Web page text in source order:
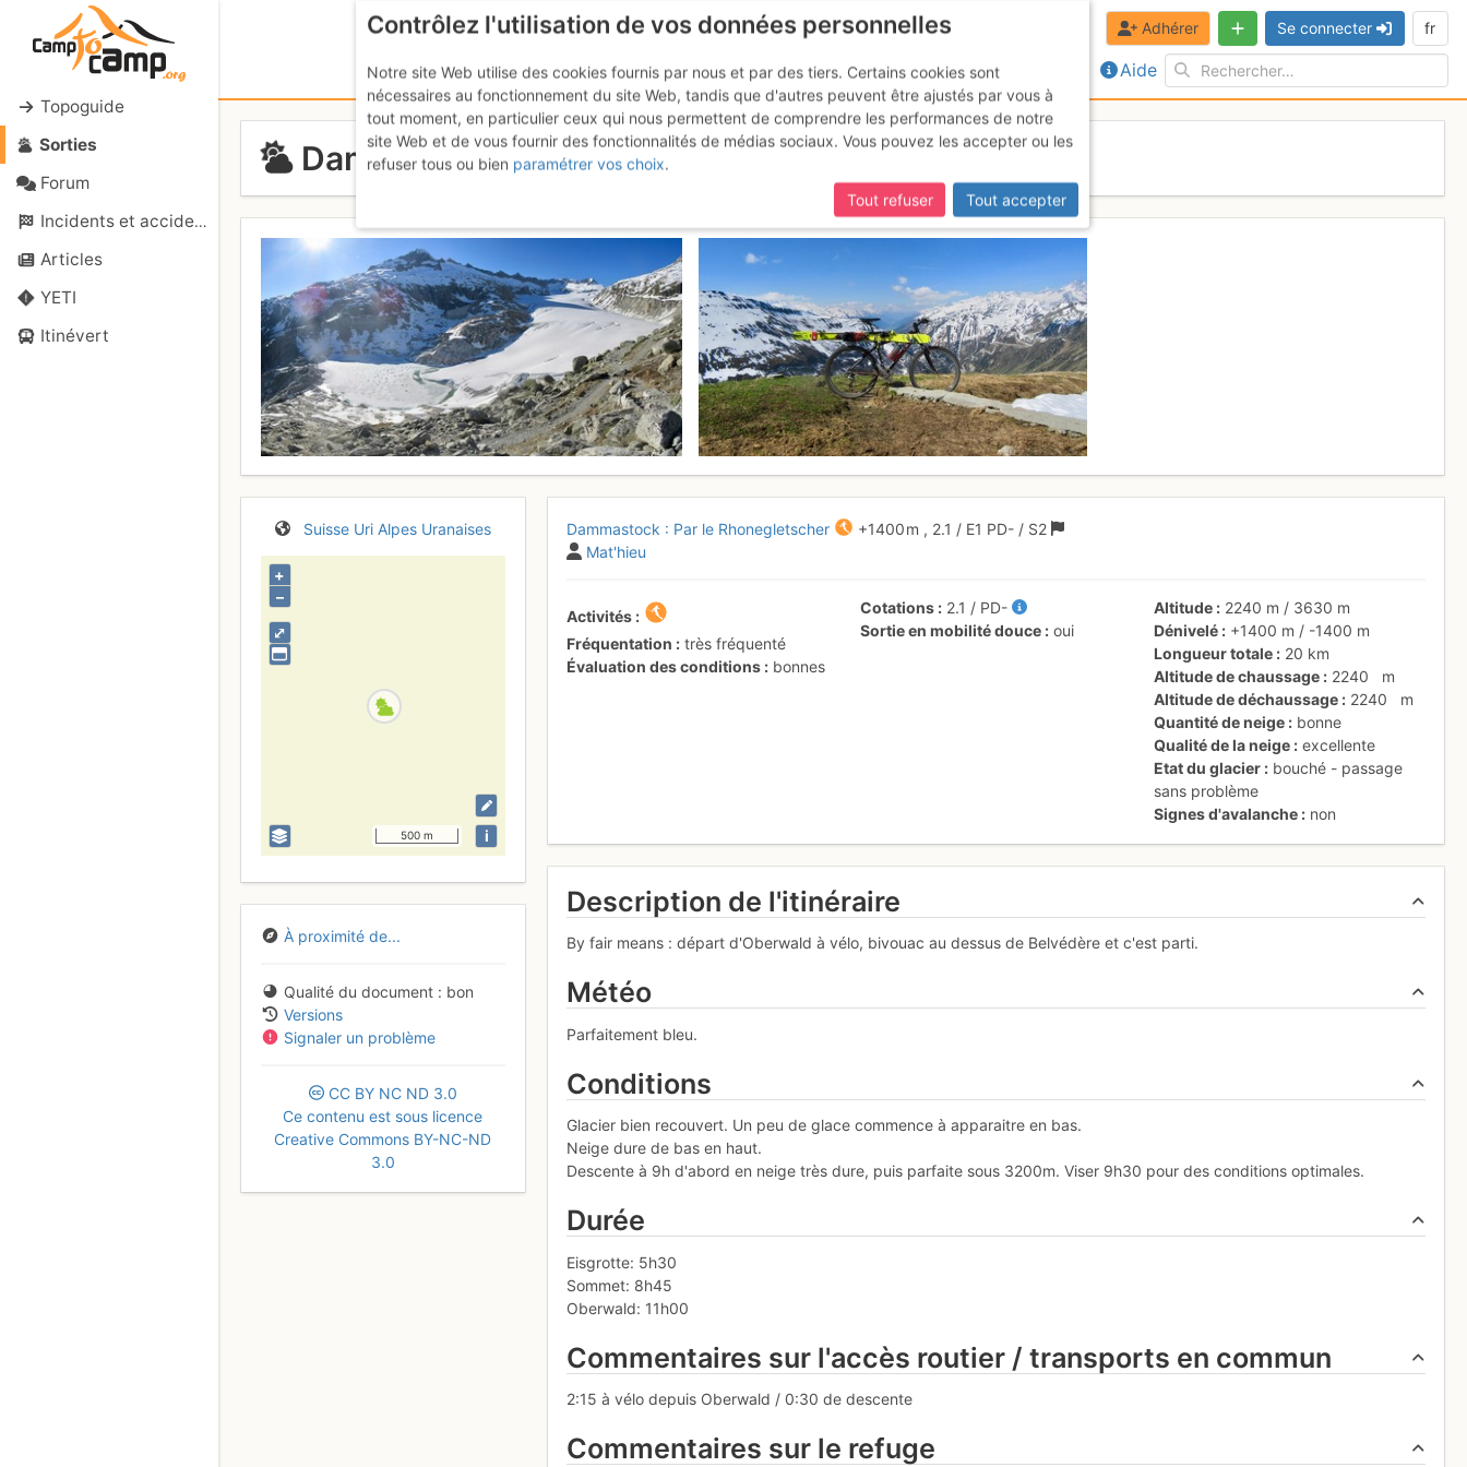
Topoguide
Sorties
Forum
Incidents et accidents
Articles
YETI
Itinévert
Aide
Adhérer Se connecter fr
Dammastock : par le Rhonegletscher
Suisse Uri Alpes Uranaises
⤢
+
–
500 m i
À proximité de...
Qualité du document
bon
Versions
Signaler un problème
CC BY NC ND 3.0
Ce contenu est sous licence
Creative Commons BY-NC-ND
3.0
Dammastock : Par le Rhonegletscher +1400 m , 2.1 / E1 PD- / S2
Mat'hieu
Activités
Fréquentation
très fréquenté
Évaluation des conditions
bonnes
Cotations 2.1 / PD-
Sortie en mobilité douce
oui
Altitude 2240 m / 3630 m
Dénivelé
+1400 m / -1400 m
Longueur totale
20 km
Altitude de chaussage
2240
m
Altitude de déchaussage
2240
m
Quantité de neige
bonne
Qualité de la neige
excellente
Etat du glacier
bouché - passage
sans problème
Signes d'avalanche
non
Description de l'itinéraire
By fair means : départ d'Oberwald à vélo, bivouac au dessus de Belvédère et c'est parti.
Météo
Parfaitement bleu.
Conditions
Glacier bien recouvert. Un peu de glace commence à apparaitre en bas.
Neige dure de bas en haut.
Descente à 9h d'abord en neige très dure, puis parfaite sous 3200m. Viser 9h30 pour des conditions optimales.
Durée
Eisgrotte: 5h30
Sommet: 8h45
Oberwald: 11h00
Commentaires sur l'accès routier / transports en commun
2:15 à vélo depuis Oberwald / 0:30 de descente
Commentaires sur le refuge
Contrôlez l'utilisation de vos données personnelles
Notre site Web utilise des cookies fournis par nous et par des tiers. Certains cookies sont
nécessaires au fonctionnement du site Web, tandis que d'autres peuvent être ajustés par vous à
tout moment, en particulier ceux qui nous permettent de comprendre les performances de notre
site Web et de vous fournir des fonctionnalités de médias sociaux. Vous pouvez les accepter ou les
refuser tous ou bien paramétrer vos choix.
Tout refuser
Tout accepter